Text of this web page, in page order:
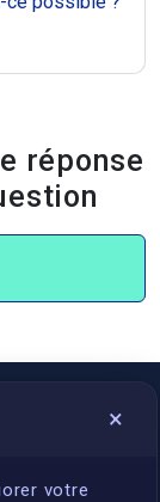
réponse
×
votre